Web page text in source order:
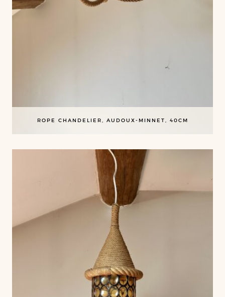
ROPE CHANDELIER, AUDOUX-MINNET, 40CM